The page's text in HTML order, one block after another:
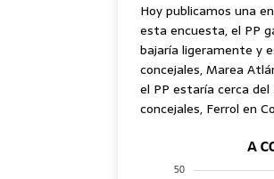
Hoy publicamos una
esta encuesta, el PP
bajaría ligeramente y
concejales, Marea
el PP estaría cerca
concejales, Ferrol en